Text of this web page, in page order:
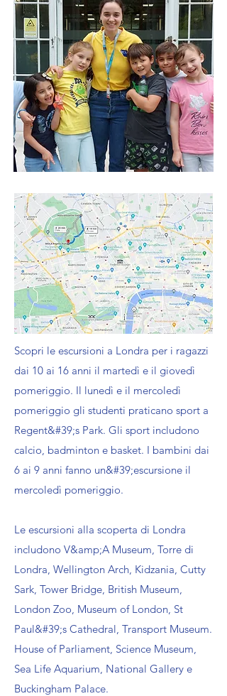
Scopri le escursioni a Londra per i ragazzi
dai 10 ai 16 anni il martedì e il giovedì
pomeriggio. Il lunedì e il mercoledì
pomeriggio gli studenti praticano sport a
Regent&#39;s Park. Gli sport includono
calcio, badminton e basket. I bambini dai
6 ai 9 anni fanno un&#39;escursione il
mercoledì pomeriggio.
Le escursioni alla scoperta di Londra
includono V&amp;A Museum, Torre di
Londra, Wellington Arch, Kidzania, Cutty
Sark, Tower Bridge, British Museum,
London Zoo, Museum of London, St
Paul&#39;s Cathedral, Transport Museum.
House of Parliament, Science Museum,
Sea Life Aquarium, National Gallery e
Buckingham Palace.